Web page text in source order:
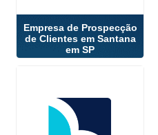
Empresa de Prospecção
de Clientes em Santana
em SP